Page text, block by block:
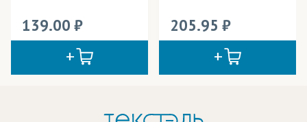
139.00 205.95